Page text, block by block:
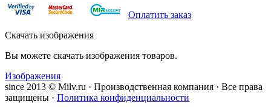
Оплатить заказ
Скачать изображения
Вы можете скачать изображения товаров.
Изображения
since 2013 © Milv.ru · Производственная компания · Все права
защищены · Политика конфиденциальности